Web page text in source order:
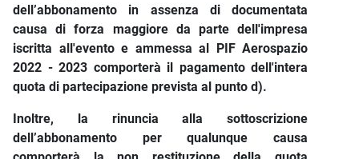
dell’abbonamento in assenza di documentata
causa di forza maggiore da parte dell'impresa
iscritta all'evento e ammessa al PIF Aerospazio
2022 - 2023 comporterà il pagamento dell'intera
quota di partecipazione prevista al punto d).
Inoltre, la rinuncia alla sottoscrizione
dell’abbonamento per qualunque causa